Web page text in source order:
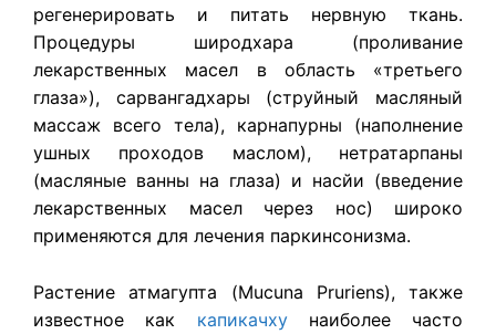
регенерировать и питать нервную ткань.
Процедуры широдхара (проливание
лекарственных масел в область «третьего
глаза»), сарвангадхары (струйный масляный
массаж всего тела), карнапурны (наполнение
ушных проходов маслом), нетратарпаны
(масляные ванны на глаза) и насйи (введение
лекарственных масел через нос) широко
применяются для лечения паркинсонизма.
Растение атмагупта (Mucuna Pruriens), также
известное как капикачхунаиболее часто